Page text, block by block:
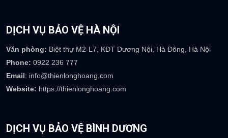
DỊCH VỤ BẢO VỆ HÀ NỘI
Văn phòng: Biệt thự M2-L7, KĐT Dương Nội, Hà Đông, Hà Nội
Phone: 0922 236 777
Email: info@thienlonghoang.com
Website: https://thienlonghoang.com
DỊCH VỤ BẢO VỆ BÌNH DƯƠNG